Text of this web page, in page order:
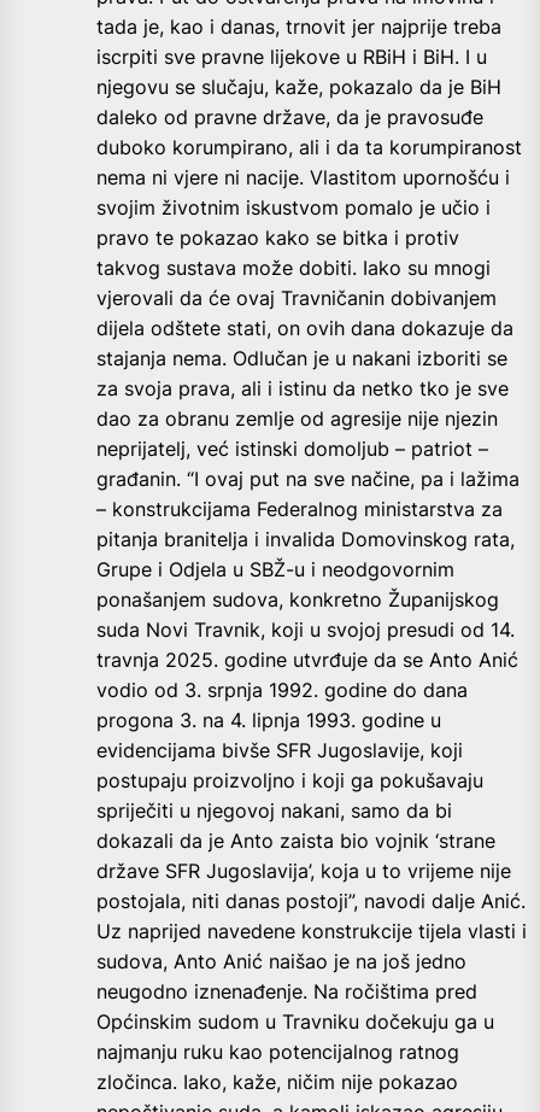
tada je, kao i danas, trnovit jer najprije treba
iscrpiti sve pravne lijekove u RBiH i BiH. I u
njegovu se slučaju, kaže, pokazalo da je BiH
daleko od pravne države, da je pravosuđe
duboko korumpirano, ali i da ta korumpiranost
nema ni vjere ni nacije. Vlastitom upornošću i
svojim životnim iskustvom pomalo je učio i
pravo te pokazao kako se bitka i protiv
takvog sustava može dobiti. Iako su mnogi
vjerovali da će ovaj Travničanin dobivanjem
dijela odštete stati, on ovih dana dokazuje da
stajanja nema. Odlučan je u nakani izboriti se
za svoja prava, ali i istinu da netko tko je sve
dao za obranu zemlje od agresije nije njezin
neprijatelj, već istinski domoljub – patriot –
građanin. “I ovaj put na sve načine, pa i lažima
– konstrukcijama Federalnog ministarstva za
pitanja branitelja i invalida Domovinskog rata,
Grupe i Odjela u SBŽ-u i neodgovornim
ponašanjem sudova, konkretno Županijskog
suda Novi Travnik, koji u svojoj presudi od 14.
travnja 2025. godine utvrđuje da se Anto Anić
vodio od 3. srpnja 1992. godine do dana
progona 3. na 4. lipnja 1993. godine u
evidencijama bivše SFR Jugoslavije, koji
postupaju proizvoljno i koji ga pokušavaju
spriječiti u njegovoj nakani, samo da bi
dokazali da je Anto zaista bio vojnik ‘strane
države SFR Jugoslavija’, koja u to vrijeme nije
postojala, niti danas postoji”, navodi dalje Anić.
Uz naprijed navedene konstrukcije tijela vlasti i
sudova, Anto Anić naišao je na još jedno
neugodno iznenađenje. Na ročištima pred
Općinskim sudom u Travniku dočekuju ga u
najmanju ruku kao potencijalnog ratnog
zločinca. Iako, kaže, ničim nije pokazao